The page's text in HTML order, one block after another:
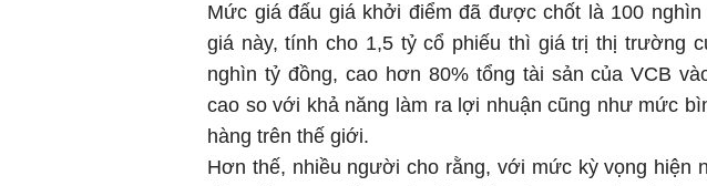
Mức giá đấu giá khởi điểm đã được chốt là 100
giá này, tính cho 1,5 tỷ cổ phiếu thì giá trị thị trường
nghìn tỷ đồng, cao hơn 80% tổng tài sản của VCB
cao so với khả năng làm ra lợi nhuận cũng như mức
hàng trên thế giới.
Hơn thế, nhiều người cho rằng, với mức kỳ vọng hiện